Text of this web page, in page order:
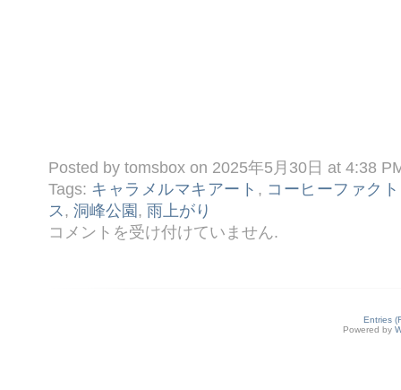
Posted by tomsbox on 2025年5月30日 at 4:38
Tags: キャラメルマキアート , コーヒーファク
ス , 洞峰公園, 雨上がり
◆
雨
コメントを受け付けていません.
Entries
Powered by